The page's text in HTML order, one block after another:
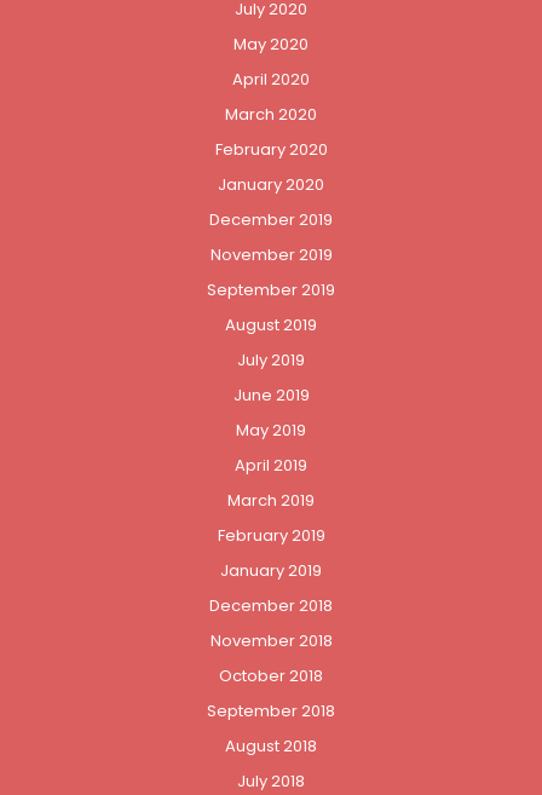
July 2020
May 2020
April 2020
March 2020
February 2020
January 2020
December 2019
November 2019
September 2019
August 2019
July 2019
June 2019
May 2019
April 2019
March 2019
February 2019
January 2019
December 2018
November 2018
October 2018
September 2018
August 2018
July 2018